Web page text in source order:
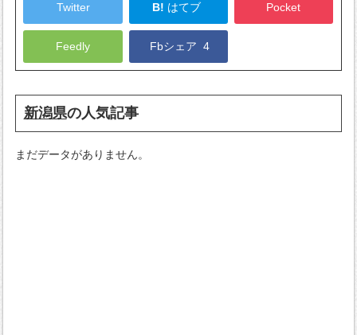
Twitter B! はてブ Pocket
Feedly Fbシェア4
新潟県の人気記事
まだデータがありません。